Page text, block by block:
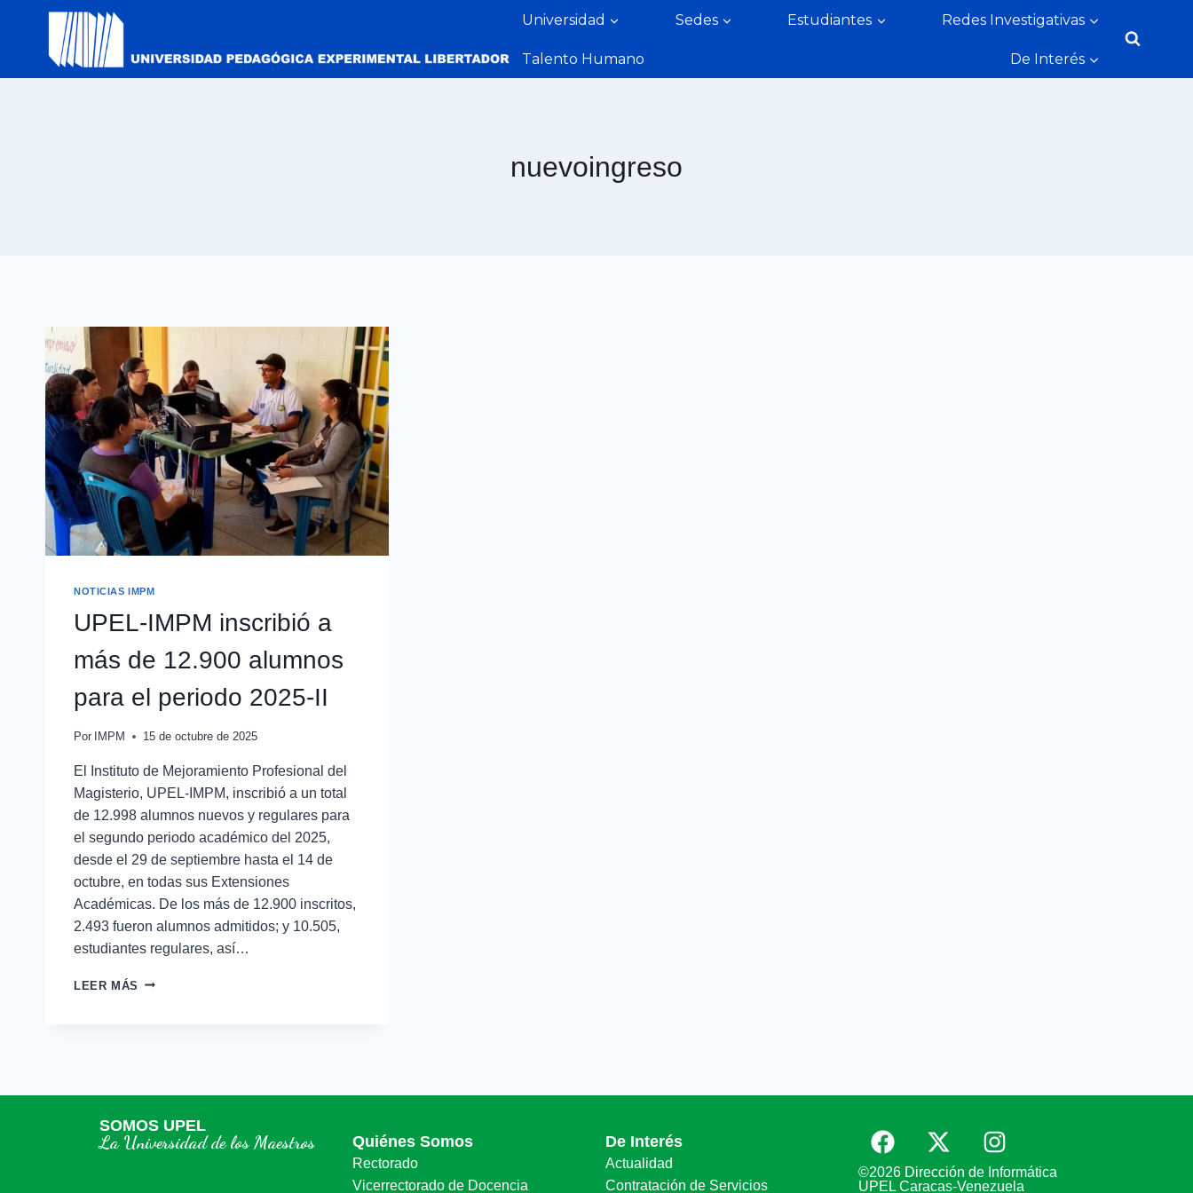
Universidad Sedes Estudiantes Redes Investigativas
Talento Humano De Interés
nuevoingreso
NOTICIAS IMPM
UPEL-IMPM inscribió a
más de 12.900 alumnos
para el periodo 2025-II
Por IMPM 15 de octubre de 2025
El Instituto de Mejoramiento Profesional del
Magisterio, UPEL-IMPM, inscribió a un total
de 12.998 alumnos nuevos y regulares para
el segundo periodo académico del 2025,
desde el 29 de septiembre hasta el 14 de
octubre, en todas sus Extensiones
Académicas. De los más de 12.900 inscritos,
2.493 fueron alumnos admitidos; y 10.505,
estudiantes regulares, así…
LEER MÁS
SOMOS UPEL
La Universidad de los Maestros Quiénes Somos
Rectorado
Vicerrectorado de Docencia
De Interés
Actualidad
Contratación de Servicios
©2026 Dirección de Informática
UPEL Caracas-Venezuela